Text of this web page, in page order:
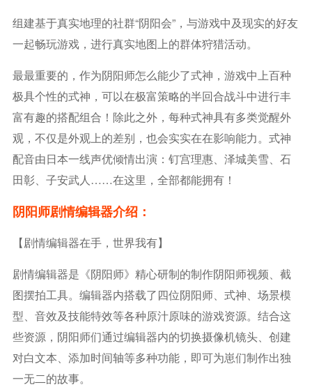
组建基于真实地理的社群“阴阳会”，与游戏中及现实的好友
一起畅玩游戏，进行真实地图上的群体狩猎活动。
最最重要的，作为阴阳师怎么能少了式神，游戏中上百种
极具个性的式神，可以在极富策略的半回合战斗中进行丰
富有趣的搭配组合！除此之外，每种式神具有多类觉醒外
观，不仅是外观上的差别，也会实实在在影响能力。式神
配音由日本一线声优倾情出演：钉宫理惠、泽城美雪、石
田彰、子安武人……在这里，全部都能拥有！
阴阳师剧情编辑器介绍：
【剧情编辑器在手，世界我有】
剧情编辑器是《阴阳师》精心研制的制作阴阳师视频、截
图摆拍工具。编辑器内搭载了四位阴阳师、式神、场景模
型、音效及技能特效等各种原汁原味的游戏资源。结合这
些资源，阴阳师们通过编辑器内的切换摄像机镜头、创建
对白文本、添加时间轴等多种功能，即可为崽们制作出独
一无二的故事。